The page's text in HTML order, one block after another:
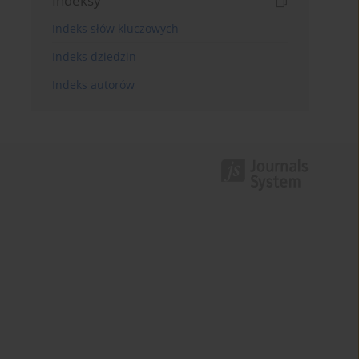
Indeks słów kluczowych
Indeks dziedzin
Indeks autorów